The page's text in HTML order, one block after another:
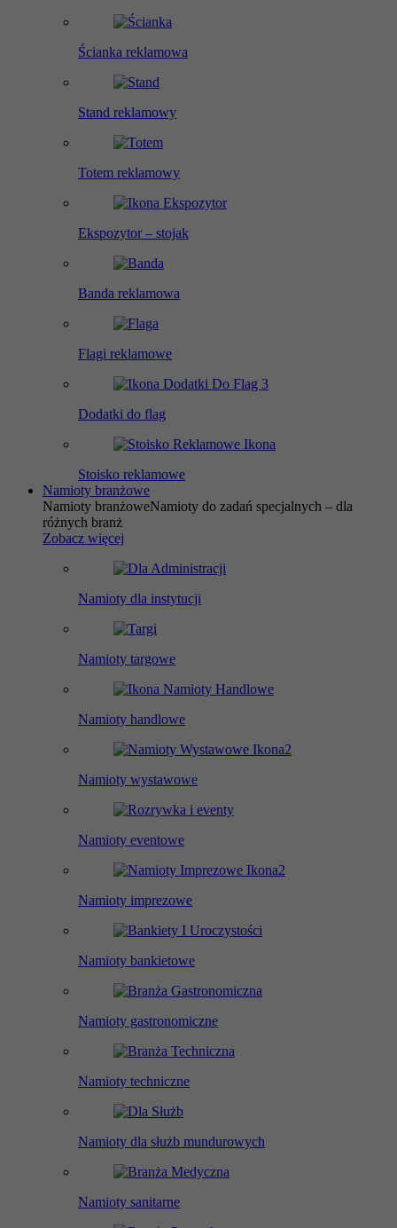
Ścianka reklamowa
Stand reklamowy
Totem reklamowy
Ekspozytor – stojak
Banda reklamowa
Flagi reklamowe
Dodatki do flag
Stoisko reklamowe
Namioty branżowe
Namioty branżoweNamioty do zadań specjalnych – dla
różnych branż
Zobacz więcej
Namioty dla instytucji
Namioty targowe
Namioty handlowe
Namioty wystawowe
Namioty eventowe
Namioty imprezowe
Namioty bankietowe
Namioty gastronomiczne
Namioty techniczne
Namioty dla służb mundurowych
Namioty sanitarne